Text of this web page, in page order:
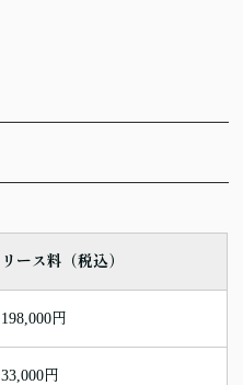
リース料（税込）
198,000円
33,000円